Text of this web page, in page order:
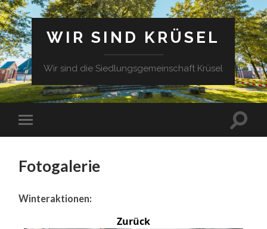
WIR SIND KRÜSEL
Wir sind die Siedlungsgemeinschaft Krüsel
Fotogalerie
Winteraktionen:
Zurück